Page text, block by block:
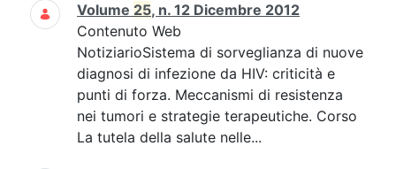
Volume 25, n. 12 Dicembre 2012
Contenuto Web
NotiziarioSistema di sorveglianza di nuove
diagnosi di infezione da HIV: criticità e
punti di forza. Meccanismi di resistenza
nei tumori e strategie terapeutiche. Corso
La tutela della salute nelle...